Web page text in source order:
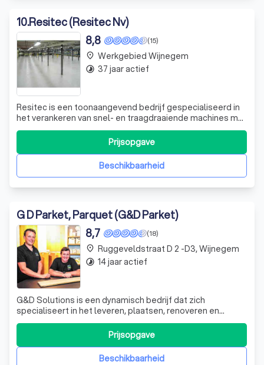
10.Resitec (Resitec Nv)
(15)
8,8
Resitec is een toonaangevend bedrijf gespecialiseerd in
het verankeren van snel- en traagdraaiende machines met
epoxygrout. Dankzij onze Chockfast groutsystemen
kunnen we funderingen van machines herstellen met een
ongeëvenaarde precisie van 1/10 mm. Dit resulteert in een
vermindering van trillingenBeschikbaarheid
Prijsopgave
place Werkgebied Wijnegem
timelapse 37 jaar actief
G D Parket, Parquet (G&D Parket)
(18)
8,7
G&D Solutions is een dynamisch bedrijf dat zich
specialiseert in het leveren, plaatsen, renoveren en
onderhouden van vloeren. Of het nu gaat om een nieuwe
of bestaande vloer, wij staan voor u klaar met een breed
scala aan opties, waaronder parket, laminaat, vinyl, kurk en
zowel los als vast tapijt.Beschikbaarheid
Prijsopgave
place Ruggeveldstraat D 2 -D3, Wijnegem
timelapse 14 jaar actief